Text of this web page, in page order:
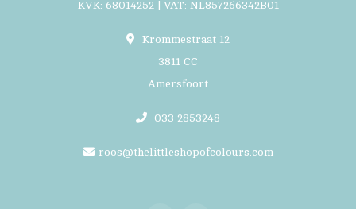
KVK: 68014252 | VAT: NL857266342B01
Krommestraat 12
3811 CC
Amersfoort
033 2853248
roos@thelittleshopofcolours.com